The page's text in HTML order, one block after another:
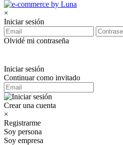
×
Iniciar sesión
Olvidé mi contraseña
Iniciar sesión
Continuar como invitado
Crear una cuenta
×
Registrarme
Soy persona
Soy empresa